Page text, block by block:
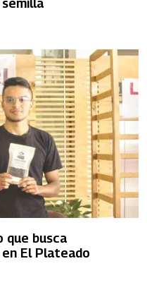
que busca
El Plateado